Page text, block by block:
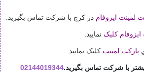
لمینت ایزوفام در کرج با شرکت تماس بگيريد.
ایزوفام کليک نماييد.
پارکت لمينت کليک نماييد.
با شرکت تماس بگیرید.02144019344